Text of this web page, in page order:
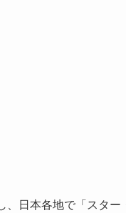
、日本各地で「スター